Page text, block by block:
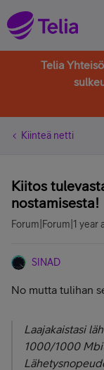
Telia
Kiinteä netti
Kiitos
nostamisesta!
Forum|Forum|1 year
SINAD
No mutta tulihan
Laajakaistasi
1000/1000